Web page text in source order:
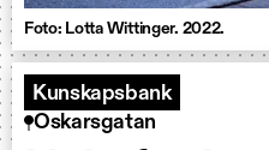
Foto: Lotta Wittinger. 2022.
Kunskapsbank
Oskarsgatan